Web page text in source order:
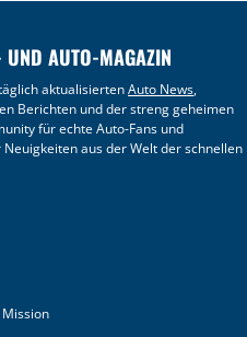
UND AUTO-MAGAZIN
aktualisiertenAuto News,
Berichten und der streng geheimen
für echte Auto-Fans und
Neuigkeiten aus der Welt der schnellen
Mission